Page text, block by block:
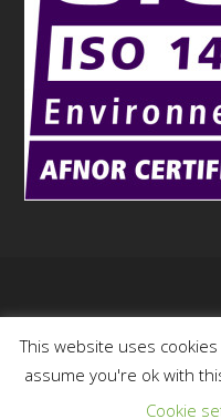
This website uses
assume you're ok with
Cookie